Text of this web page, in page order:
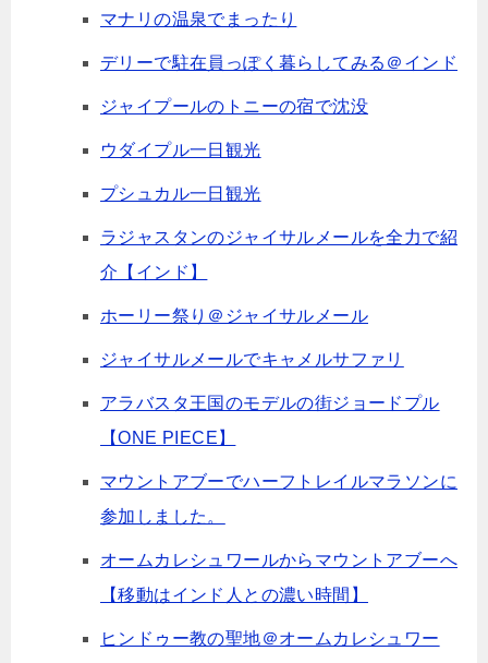
マナリの温泉でまったり
デリーで駐在員っぽく暮らしてみる＠インド
ジャイプールのトニーの宿で沈没
ウダイプル一日観光
プシュカル一日観光
ラジャスタンのジャイサルメールを全力で紹
介【インド】
ホーリー祭り＠ジャイサルメール
ジャイサルメールでキャメルサファリ
アラバスタ王国のモデルの街ジョードプル
【ONE PIECE】
マウントアブーでハーフトレイルマラソンに
参加しました。
オームカレシュワールからマウントアブーへ
【移動はインド人との濃い時間】
ヒンドゥー教の聖地＠オームカレシュワー